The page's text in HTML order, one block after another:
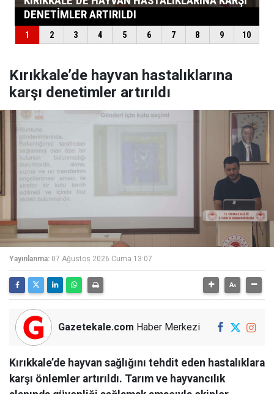
Kırıkkale’de hayvan hastalıklarına
karşı denetimler artırıldı
Yayınlanma: 07 Ağustos 2026 Cuma 13:07
Gazetekale.com Haber Merkezi
Kırıkkale’de hayvan sağlığını tehdit eden hastalıklara
karşı önlemler artırıldı. Tarım ve hayvancılık